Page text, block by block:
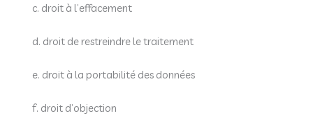
c. droit à l’effacement
d. droit de restreindre le traitement
e. droit à la portabilité des données
f. droit d’objection